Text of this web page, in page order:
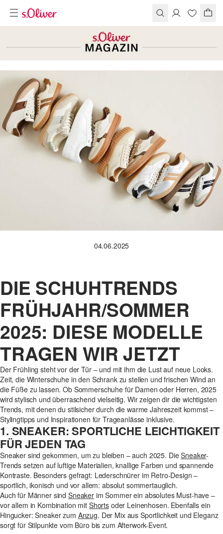
04.06.2025
DIE SCHUHTRENDS
FRÜHJAHR/SOMMER
2025: DIESE MODELLE
TRAGEN WIR JETZT
Der Frühling steht vor der Tür – und mit ihm die Lust auf neue Looks.
Zeit, die Winterschuhe in den Schrank zu stellen und frischen Wind an
die Füße zu lassen. Ob Sommerschuhe für Damen oder Herren, 2025
wird stylisch und überraschend vielseitig. Wir zeigen dir die wichtigsten
Trends, mit denen du stilsicher durch die warme Jahreszeit kommst –
Stylingtipps und Inspirationen für Trageanlässe inklusive.
1. SNEAKER: SPORTLICHE LEICHTIGKEIT
FÜR JEDEN TAG
Sneaker sind gekommen, um zu bleiben – auch 2025. DieSneaker-
Trends setzen auf luftige Materialien, knallige Farben und spannende
Kontraste. Besonders gefragt: Lederschnürer im Retro-Design –
sportlich, ikonisch und vor allem: absolut sommertauglich.
Auch für Männer sind Sneakerim Sommer ein absolutes Must-have –
vor allem in Kombination mit Shortsoder Leinenhosen. Ebenfalls ein
Hingucker: Sneaker zum Anzug. Der Mix aus Sportlichkeit und Eleganz
sorgt für Stilpunkte vom Büro bis zum Afterwork-Event.